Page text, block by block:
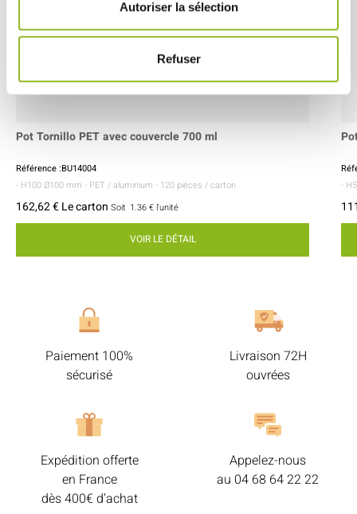
Autoriser la sélection
Refuser
Pot Tornillo PET avec couvercle 700 ml
Référence :BU14004
- H100 Ø100 mm - PET / aluminium - 120 pièces / carton
162,62 € Le carton Soit 1.36 € l'unité
VOIR LE DÉTAIL
-
Paiement 100%
sécurisé
Livraison 72H
ouvrées
Expédition offerte
en France
dès 400€ d’achat
Appelez-nous
au 04 68 64 22 22